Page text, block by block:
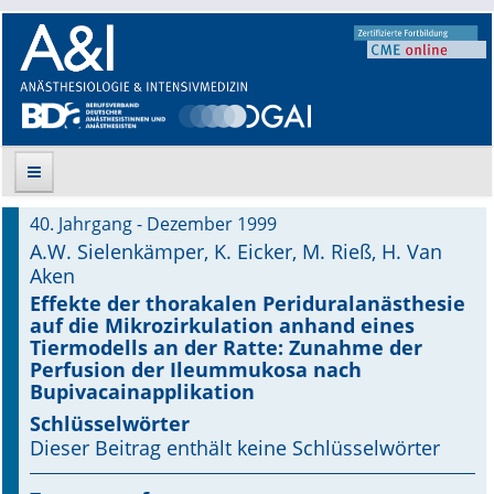
Suche
Aktuelle Ausgabe
Leitlinien
Archiv
Supplements
Supplements OrphanAnesthesia
40. Jahrgang - Dezember 1999
A.W. Sielenkämper, K. Eicker, M. Rieß, H. Van
Aken
Effekte der thorakalen Periduralanästhesie
auf die Mikrozirkulation anhand eines
Tiermodells an der Ratte: Zunahme der
Perfusion der Ileummukosa nach
Bupivacainapplikation
Schlüsselwörter
Dieser Beitrag enthält keine Schlüsselwörter